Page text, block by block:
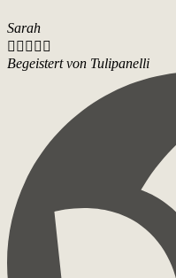
Sarah
    
Begeistert von Tulipanelli